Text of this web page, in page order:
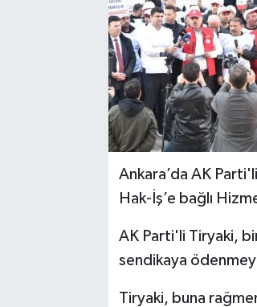
Ankara’da AK
Hak-İş’e bağlı
AK Parti'li Tiryaki,
sendikaya
Tiryaki, buna